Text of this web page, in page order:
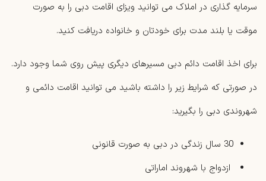
سرمایه گذاری در املاک می توانید ویزای اقامت دبی را به صورت
موقت یا بلند مدت برای خودتان و خانواده دریافت کنید.
برای اخذ اقامت دائم دبی مسیرهای دیگری پیش روی شما وجود دارد.
در صورتی که شرایط زیر را داشته باشید می توانید اقامت دائمی و
شهروندی دبی را بگیرید:
30 سال زندگی در دبی به صورت قانونی
ازدواج با شهروند اماراتی